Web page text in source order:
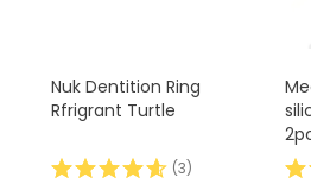
Nuk Dentition Ring
Rfrigrant Turtle
(3)